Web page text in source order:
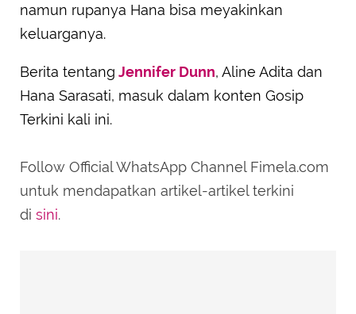
namun rupanya Hana bisa meyakinkan
keluarganya.
Berita tentang Jennifer Dunn, Aline Adita dan
Hana Sarasati, masuk dalam konten Gosip
Terkini kali ini.
Follow Official WhatsApp Channel Fimela.com
untuk mendapatkan artikel-artikel terkini
di sini.